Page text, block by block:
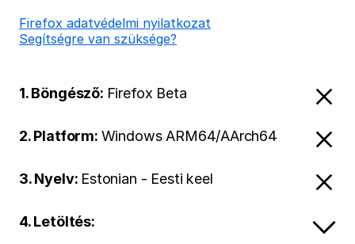
Firefox adatvédelmi nyilatkozat
Segítségre van szüksége?
1. Böngésző: Firefox Beta
2. Platform: Windows ARM64/AArch64
3. Nyelv: Estonian - Eesti keel
4. Letöltés: